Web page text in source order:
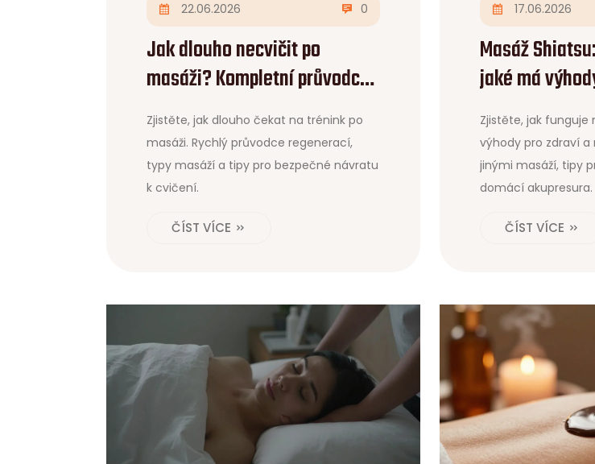
22.06.2026 0
Jak dlouho necvičit po
masáži? Kompletní průvodce
regenerací
Zjistěte, jak dlouho čekat na trénink po
masáži. Rychlý průvodce regenerací,
typy masáží a tipy pro bezpečné návratu
k cvičení.
ČÍST VÍCE
17.06.2026
Masáž
jaké má
pozor
Zjistěte, jak funguje
výhody pro zdraví a
jinými masáží, tipy
domácí akupresura.
ČÍST VÍCE